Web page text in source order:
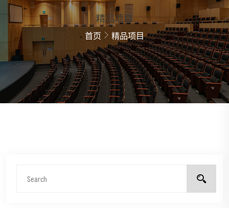
精品项目
首页 精品项目